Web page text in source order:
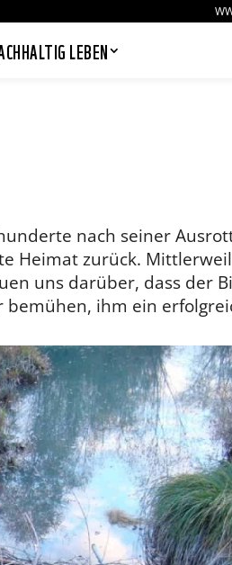
LEBEN
nach seiner
Heimat zurück.
uns darüber, dass der
ihm ein
Cookies helfen unser Angebot
nutzerfreundlich zu gestalten &
uns eine Analyse der Zugriffe auf
Website. Infos dazu findest du in
Datenschutzerklärung. Unter
Einstellungen kannst du
Deine Auswahl kannst du über
entsprechenden Link im Footer
Website jederzeit widerrufen.